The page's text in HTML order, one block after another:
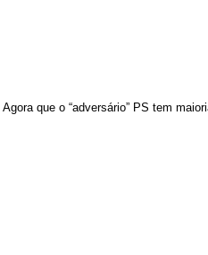
que o “adversário” PS tem